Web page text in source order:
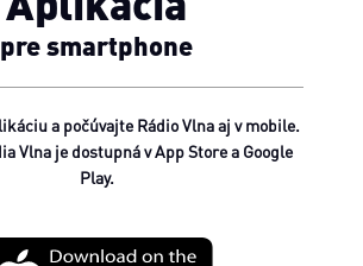
pre smartphone
a počúvajte Rádio Vlna aj v mobile.
Vlna je dostupná v App Store a Google
Play.